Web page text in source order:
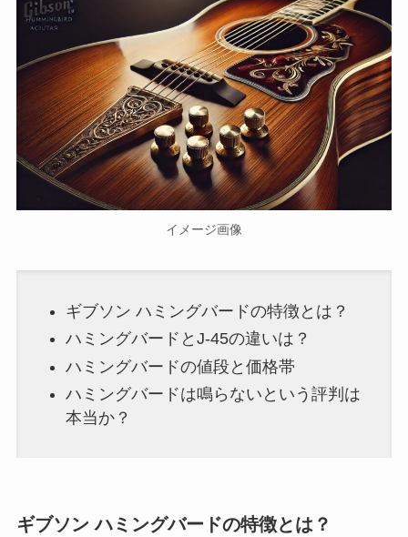
イメージ画像
ギブソン ハミングバードの特徴とは？
ハミングバードとJ-45の違いは？
ハミングバードの値段と価格帯
ハミングバードは鳴らないという評判は
本当か？
ギブソン ハミングバードの特徴とは？